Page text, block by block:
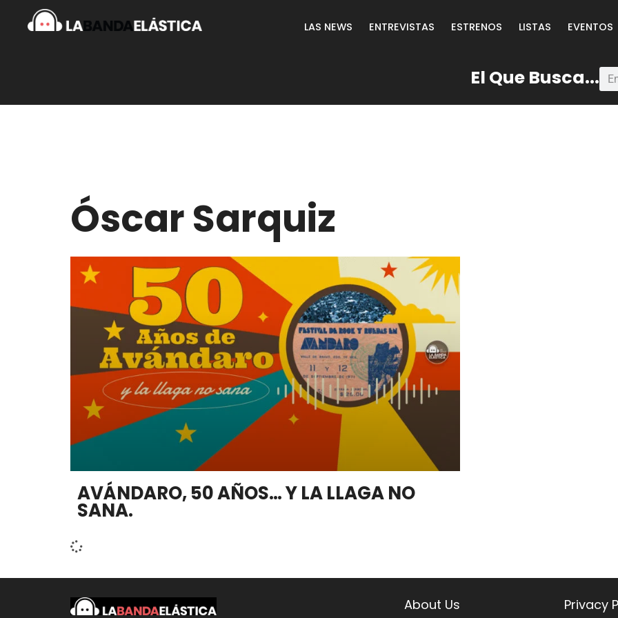
LAS NEWS ENTREVISTAS ESTRENOS LISTAS EVENTOS
El Que Busca...
Óscar Sarquiz
AVÁNDARO, 50 AÑOS… Y LA LLAGA NO
SANA.
About Us
Privacy